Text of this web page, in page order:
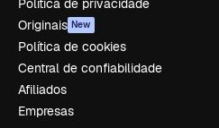
Política de privacidade
Originais New
Política de cookies
Central de confiabilidade
Afiliados
Empresas